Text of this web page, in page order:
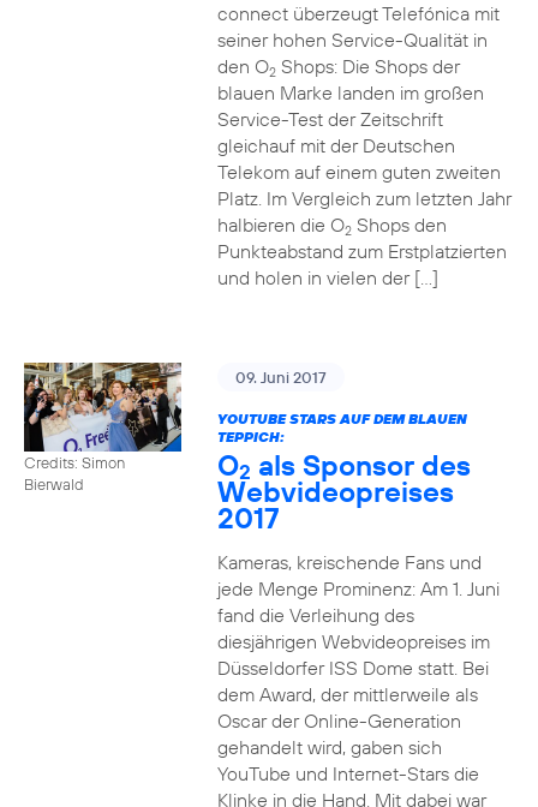
connect überzeugt Telefónica mit
seiner hohen Service-Qualität in
den O2Shops: Die Shops der
blauen Marke landen im großen
Service-Test der Zeitschrift
gleichauf mit der Deutschen
Telekom auf einem guten zweiten
Platz. Im Vergleich zum letzten Jahr
halbieren die O2Shops den
Punkteabstand zum Erstplatzierten
und holen in vielen der […]
Credits: Simon
Bierwald
09. Juni 2017
YOUTUBE STARS AUF DEM BLAUEN
TEPPICH:
O2 als Sponsor des
Webvideopreises
2017
Kameras, kreischende Fans und
jede Menge Prominenz: Am 1. Juni
fand die Verleihung des
diesjährigen Webvideopreises im
Düsseldorfer ISS Dome statt. Bei
dem Award, der mittlerweile als
Oscar der Online-Generation
gehandelt wird, gaben sich
YouTube und Internet-Stars die
Klinke in die Hand. Mit dabei war